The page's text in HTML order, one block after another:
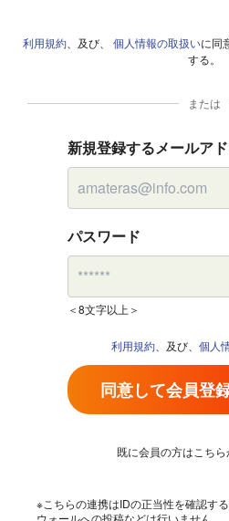
利用規約、及び、 個人情報の取扱いに同
する。
または
新規登録するメールア
パスワード
＜8文字以上＞
利用規約 、及び、 個人
同意して会員登
既に会員の方はこちら
※こちらの連携はIDの正当性を確認す
ウォールへの投稿などは行いません。